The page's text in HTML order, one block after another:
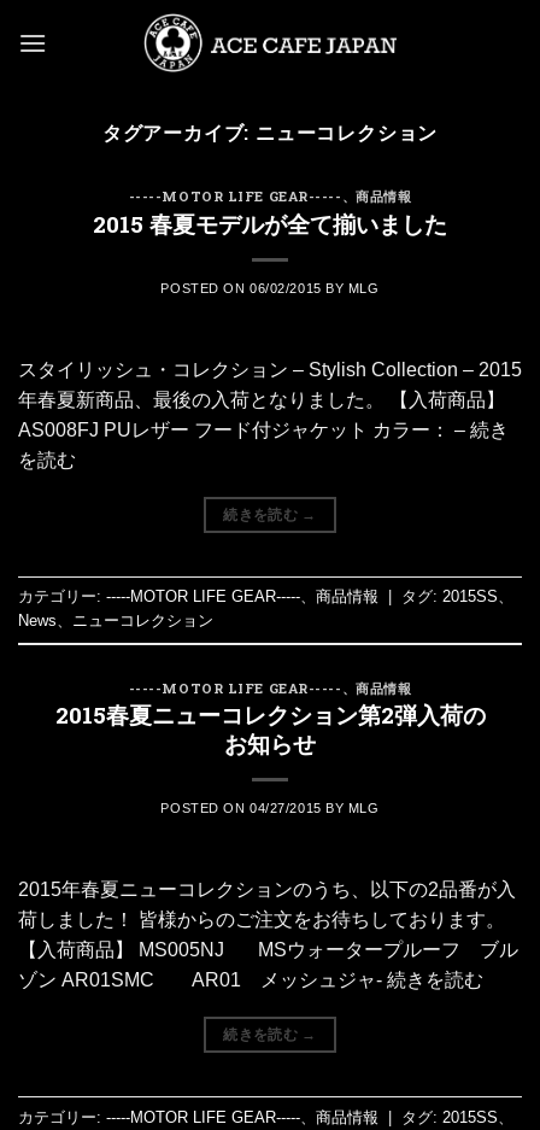
タグアーカイブ: ニューコレクション
-----MOTOR LIFE GEAR----- 、商品情報
2015 春夏モデルが全て揃いました
POSTED ON06/02/2015 BY MLG
スタイリッシュ・コレクション – Stylish Collection – 2015
年春夏新商品、最後の入荷となりました。 【入荷商品】
AS008FJ PUレザー フード付ジャケット カラー： – 続き
を読む
続きを読む →
カテゴリー: -----MOTOR LIFE GEAR----- 商品情報 タグ: 2015SS
News
ニューコレクション
-----MOTOR LIFE GEAR----- 、商品情報
2015春夏ニューコレクション第2弾入荷の
お知らせ
POSTED ON04/27/2015 BY MLG
2015年春夏ニューコレクションのうち、以下の2品番が入
荷しました！ 皆様からのご注文をお待ちしております。
【入荷商品】 MS005NJ MSウォータープルーフ ブル
ゾン AR01SMC AR01 メッシュジャ- 続きを読む
続きを読む →
カテゴリー: -----MOTOR LIFE GEAR----- 商品情報 | タグ: 2015SS